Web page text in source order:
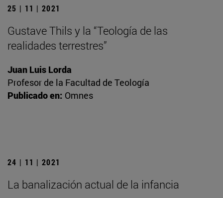
25 | 11 | 2021
Gustave Thils y la “Teología de las
realidades terrestres”
Juan Luis Lorda
Profesor de la Facultad de Teología
Publicado en: Omnes
24 | 11 | 2021
La banalización actual de la infancia